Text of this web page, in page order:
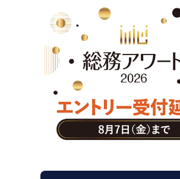
リスクマネジメント・BCP
社外・社内広報
社外・社内コミュニケーション活性化
FM・オフィス移転
CSR・SDGs
テクノロジー活用・DX
助成金・補助金・コスト削減
アウトソーシング・BPO
調査・レ